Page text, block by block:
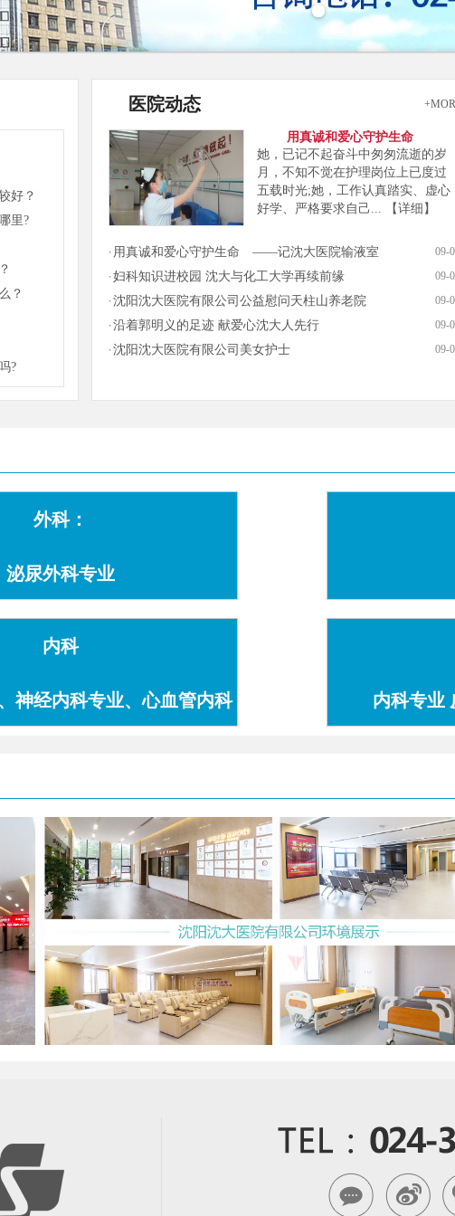
好？
里?
？
?
医院动态
用真诚和爱心守护生命
她，已记不起奋斗中匆匆流逝的岁
月，不知不觉在护理岗位上已度过
五载时光;她，工作认真踏实、虚心
好学、严格要求自己...
【详细】
用真诚和爱心守护生命 ——记沈大医院输液室 09-
妇科知识进校园 沈大与化工大学再续前缘 09-
沈阳沈大医院有限公司公益慰问天柱山养老院 09-
沿着郭明义的足迹 献爱心沈大人先行 09-
沈阳沈大医院有限公司美女护士 09-
外科：
泌尿外科专业
内科
神经内科专业、心血管内科 内科专业